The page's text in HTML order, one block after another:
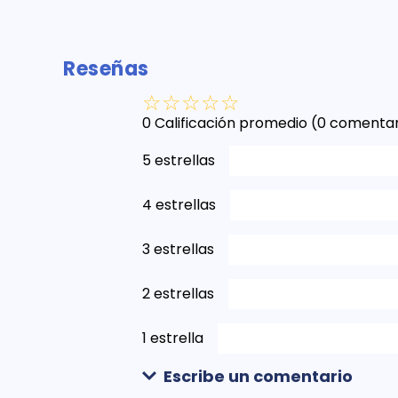
Reseñas
☆☆☆☆☆
0 Calificación promedio (0
5 estrellas
4 estrellas
3 estrellas
2 estrellas
1 estrella
Escribe un comentario